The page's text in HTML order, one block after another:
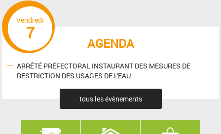
AGENDA
Vendredi
7
ARRÊTÉ PRÉFECTORAL INSTAURANT DES MESURES DE
RESTRICTION DES USAGES DE L'EAU
tous les évènements